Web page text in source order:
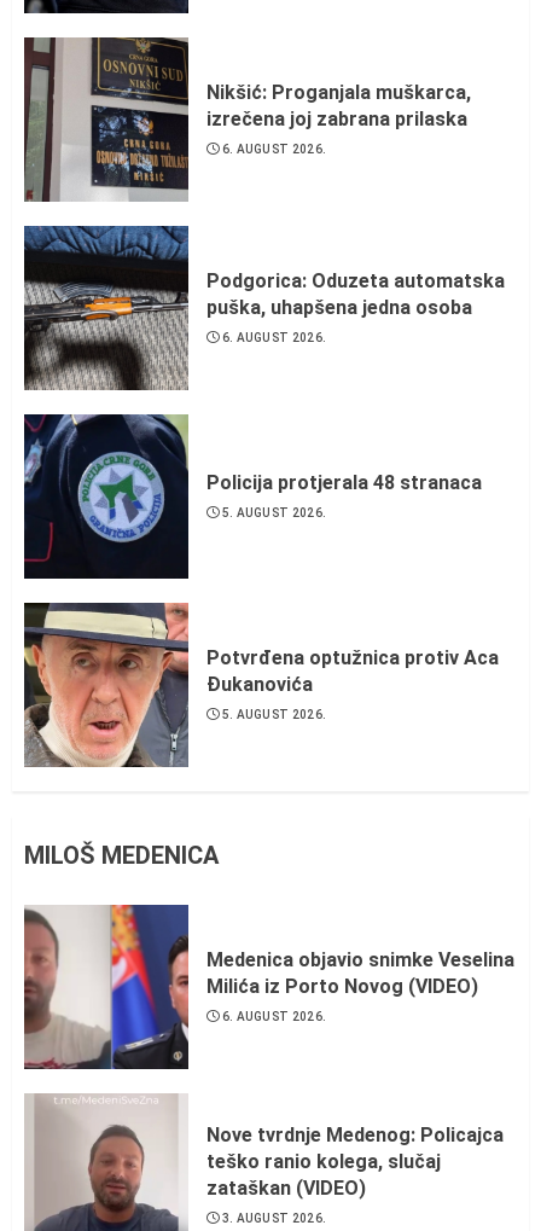
Nikšić: Proganjala muškarca,
izrečena joj zabrana prilaska
6. AUGUST 2026.
Podgorica: Oduzeta automatska
puška, uhapšena jedna osoba
6. AUGUST 2026.
Policija protjerala 48 stranaca
5. AUGUST 2026.
Potvrđena optužnica protiv Aca
Đukanovića
5. AUGUST 2026.
MILOŠ MEDENICA
Medenica objavio snimke Veselina
Milića iz Porto Novog (VIDEO)
6. AUGUST 2026.
Nove tvrdnje Medenog: Policajca
teško ranio kolega, slučaj
zataškan (VIDEO)
3. AUGUST 2026.